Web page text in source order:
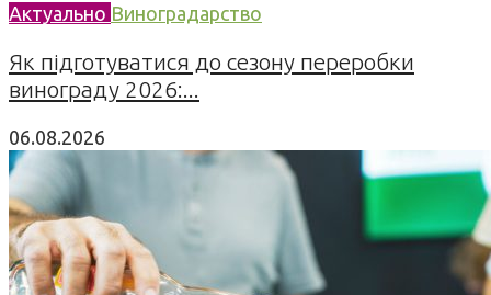
Актуально Виноградарство
Як підготуватися до сезону переробки
винограду 2026:...
06.08.2026